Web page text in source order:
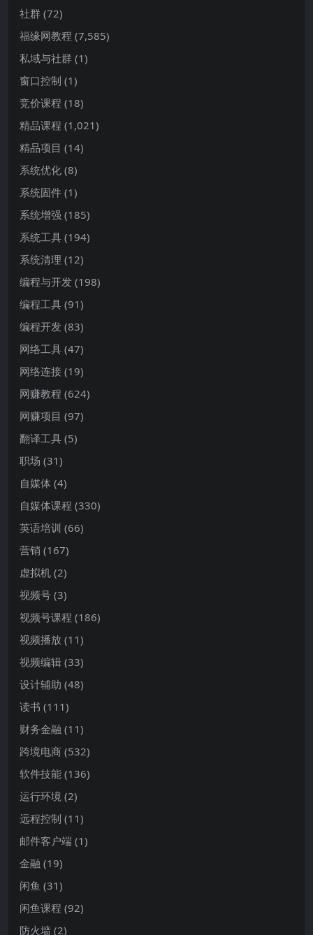
社群 (72)
福缘网教程 (7,585)
私域与社群 (1)
窗口控制 (1)
竞价课程 (18)
精品课程 (1,021)
精品项目 (14)
系统优化 (8)
系统固件 (1)
系统增强 (185)
系统工具 (194)
系统清理 (12)
编程与开发 (198)
编程工具 (91)
编程开发 (83)
网络工具 (47)
网络连接 (19)
网赚教程 (624)
网赚项目 (97)
翻译工具 (5)
职场 (31)
自媒体 (4)
自媒体课程 (330)
英语培训 (66)
营销 (167)
虚拟机 (2)
视频号 (3)
视频号课程 (186)
视频播放 (11)
视频编辑 (33)
设计辅助 (48)
读书 (111)
财务金融 (11)
跨境电商 (532)
软件技能 (136)
运行环境 (2)
远程控制 (11)
邮件客户端 (1)
金融 (19)
闲鱼 (31)
闲鱼课程 (92)
防火墙 (2)